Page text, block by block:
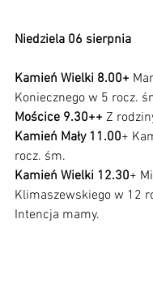
Niedziela 06 sierpnia
Kamień Wielki 8.00+
Koniecznego w 5 rocz.
Mościce 9.30++ Z
Kamień Mały 11.00+
rocz. śm.
Kamień Wielki 12.30+
Klimaszewskiego w 12
Intencja mamy.